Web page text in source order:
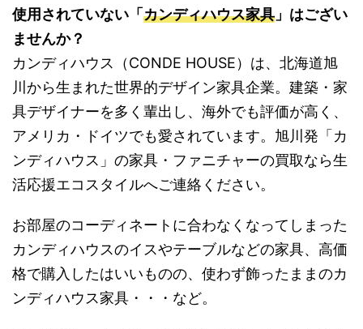
使用されていない「 カンディハウス家具 」はござい
ませんか？
カンディハウス（CONDE HOUSE）は、北海道旭
川から生まれた世界的デザイン家具企業。建築・家
具デザイナーを多く輩出し、海外でも評価が高く、
アメリカ・ドイツでも愛されています。旭川発「カ
ンディハウス」の家具・ファニチャーの買取なら生
活応援エコスタイルへご連絡ください。
お部屋のコーディネートに合わなくなってしまった
カンディハウスのイスやテーブルなどの家具、高価
格で購入したはいいものの、使わず飾ったままのカ
ンディハウス家具・・・など。